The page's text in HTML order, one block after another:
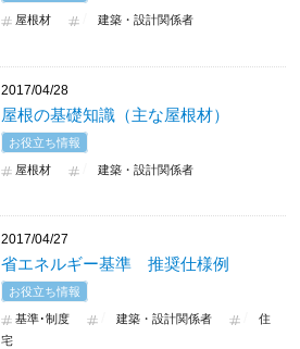
屋根材 建築・設計関係者
2017/04/28
屋根の基礎知識（主な屋根材）
お役立ち情報
屋根材 建築・設計関係者
2017/04/27
省エネルギー基準 推奨仕様例
お役立ち情報
基準･制度 建築・設計関係者
住
宅